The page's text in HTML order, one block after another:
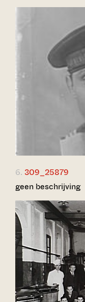
6. 309_25879
geen beschrijving